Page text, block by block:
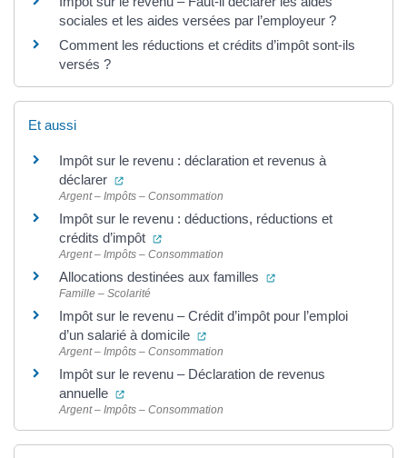
sociales et les aides versées par l’employeur ?
Comment les réductions et crédits d’impôt sont-ils
versés ?
Et aussi
Impôt sur le revenu : déclaration et revenus à
déclarer
(ouverture dans un nouvel onglet)
Argent – Impôts – Consommation
Impôt sur le revenu : déductions, réductions et
crédits d’impôt
(ouverture dans un nouvel onglet)
Argent – Impôts – Consommation
Allocations destinées aux familles (ouverture dans un
Famille – Scolarité
Impôt sur le revenu – Crédit d’impôt pour l’emploi
d’un salarié à domicile
(ouverture dans un nouvel onglet)
Argent – Impôts – Consommation
Impôt sur le revenu – Déclaration de revenus
annuelle
(ouverture dans un nouvel onglet)
Argent – Impôts – Consommation